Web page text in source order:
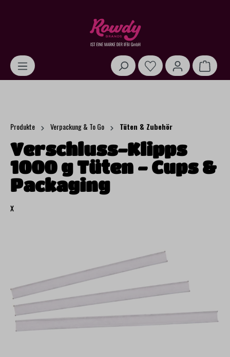
Produkte Verpackung & To Go Tüten & Zubehör
Verschluss-Klipps
1000 g Tüten - Cups &
Packaging
x